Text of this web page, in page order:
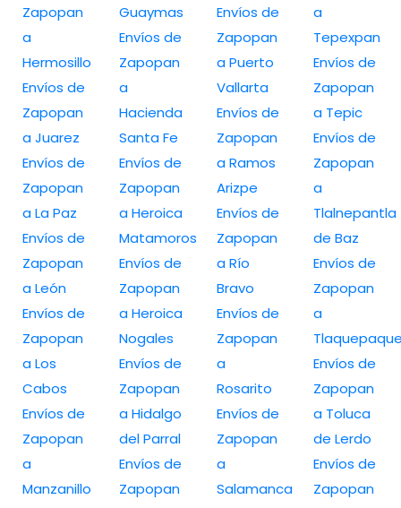
Zapopan
a
Hermosillo
Envíos de
Zapopan
a Juarez
Envíos de
Zapopan
a La Paz
Envíos de
Zapopan
a León
Envíos de
Zapopan
a Los
Cabos
Envíos de
Zapopan
a
Manzanillo
Guaymas
Envíos de
Zapopan
a
Hacienda
Santa Fe
Envíos de
Zapopan
a Heroica
Matamoros
Envíos de
Zapopan
a Heroica
Nogales
Envíos de
Zapopan
a Hidalgo
del Parral
Envíos de
Zapopan
Envíos de
Zapopan
a Puerto
Vallarta
Envíos de
Zapopan
a Ramos
Arizpe
Envíos de
Zapopan
a Río
Bravo
Envíos de
Zapopan
a
Rosarito
Envíos de
Zapopan
a
Salamanca
a
Tepexpan
Envíos de
Zapopan
a Tepic
Envíos de
Zapopan
a
Tlalnepantla
de Baz
Envíos de
Zapopan
a
Envíos de
Zapopan
a Toluca
de Lerdo
Envíos de
Zapopan